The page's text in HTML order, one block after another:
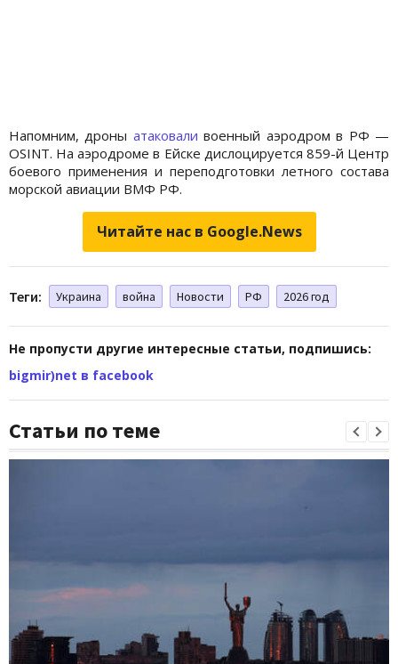
Напомним, дроны атаковали военный аэродром в РФ —
OSINT. На аэродроме в Ейске дислоцируется 859-й Центр
боевого применения и переподготовки летного состава
морской авиации ВМФ РФ.
Читайте нас в Google.News
Теги: Украина война Новости РФ 2026 год
Не пропусти другие интересные статьи, подпишись:
bigmir)net в facebook
Статьи по теме